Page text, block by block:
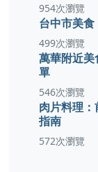
954次瀏覽
台中市美
499次瀏覽
萬華附近
單
546次瀏覽
肉片料理
指南
572次瀏覽